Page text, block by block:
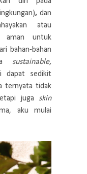
, dan
atau
aman untuk
bahan-bahan
sustainable,
dapat sedikit
ternyata tidak
juga skin
aku mulai